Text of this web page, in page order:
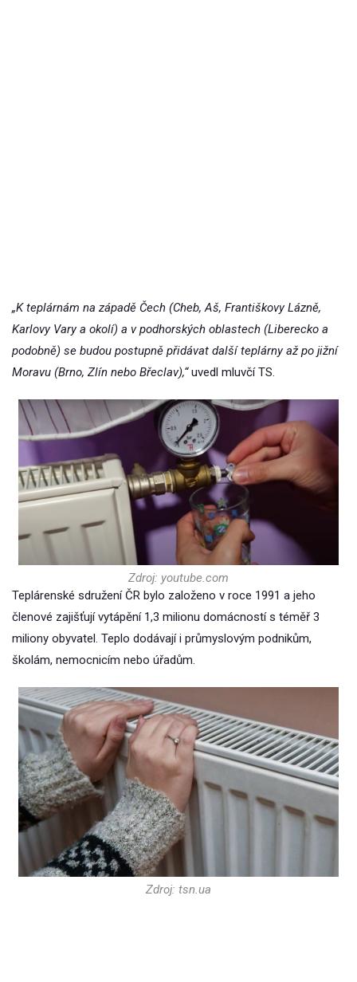
„K teplárnám na západě Čech (Cheb, Aš, Františkovy Lázně,
Karlovy Vary a okolí) a v podhorských oblastech (Liberecko a
podobně) se budou postupně přidávat další teplárny až po jižní
Moravu (Brno, Zlín nebo Břeclav),“uvedl mluvčí TS.
Zdroj: youtube.com
Teplárenské sdružení ČR bylo založeno v roce 1991 a jeho
členové zajišťují vytápění 1,3 milionu domácností s téměř 3
miliony obyvatel. Teplo dodávají i průmyslovým podnikům,
školám, nemocnicím nebo úřadům.
Zdroj: tsn.ua